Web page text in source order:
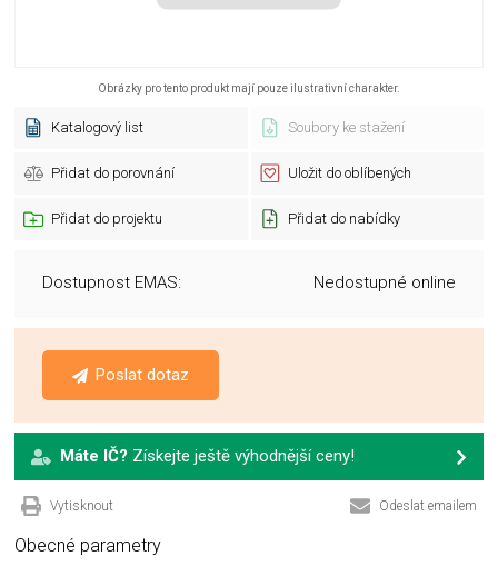
Obrázky pro tento produkt mají pouze ilustrativní charakter.
Katalogový list Soubory ke stažení
Přidat do porovnání Uložit do oblíbených
Přidat do projektu Přidat do nabídky
Dostupnost EMAS: Nedostupné online
Poslat dotaz
Máte IČ? Získejte ještě výhodnější ceny!
Vytisknout Odeslat emailem
Obecné parametry